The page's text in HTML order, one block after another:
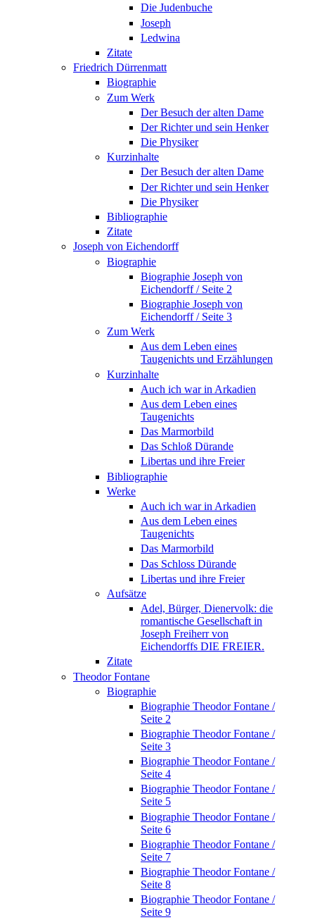
Die Judenbuche
Joseph
Ledwina
Zitate
Friedrich Dürrenmatt
Biographie
Zum Werk
Der Besuch der alten Dame
Der Richter und sein Henker
Die Physiker
Kurzinhalte
Der Besuch der alten Dame
Der Richter und sein Henker
Die Physiker
Bibliographie
Zitate
Joseph von Eichendorff
Biographie
Biographie Joseph von
Eichendorff / Seite 2
Biographie Joseph von
Eichendorff / Seite 3
Zum Werk
Aus dem Leben eines
Taugenichts und Erzählungen
Kurzinhalte
Auch ich war in Arkadien
Aus dem Leben eines
Taugenichts
Das Marmorbild
Das Schloß Dürande
Libertas und ihre Freier
Bibliographie
Werke
Auch ich war in Arkadien
Aus dem Leben eines
Taugenichts
Das Marmorbild
Das Schloss Dürande
Libertas und ihre Freier
Aufsätze
Adel, Bürger, Dienervolk: die
romantische Gesellschaft in
Joseph Freiherr von
Eichendorffs DIE FREIER.
Zitate
Theodor Fontane
Biographie
Biographie Theodor Fontane /
Seite 2
Biographie Theodor Fontane /
Seite 3
Biographie Theodor Fontane /
Seite 4
Biographie Theodor Fontane /
Seite 5
Biographie Theodor Fontane /
Seite 6
Biographie Theodor Fontane /
Seite 7
Biographie Theodor Fontane /
Seite 8
Biographie Theodor Fontane /
Seite 9